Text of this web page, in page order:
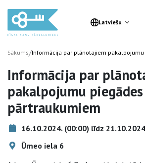
Latviešu
Sākums/Informācija par plānotajiem
Informācija par
pakalpojumu piegādes
pārtraukumiem
16.10.2024. (00:00) līdz
Ūmeo iela 6